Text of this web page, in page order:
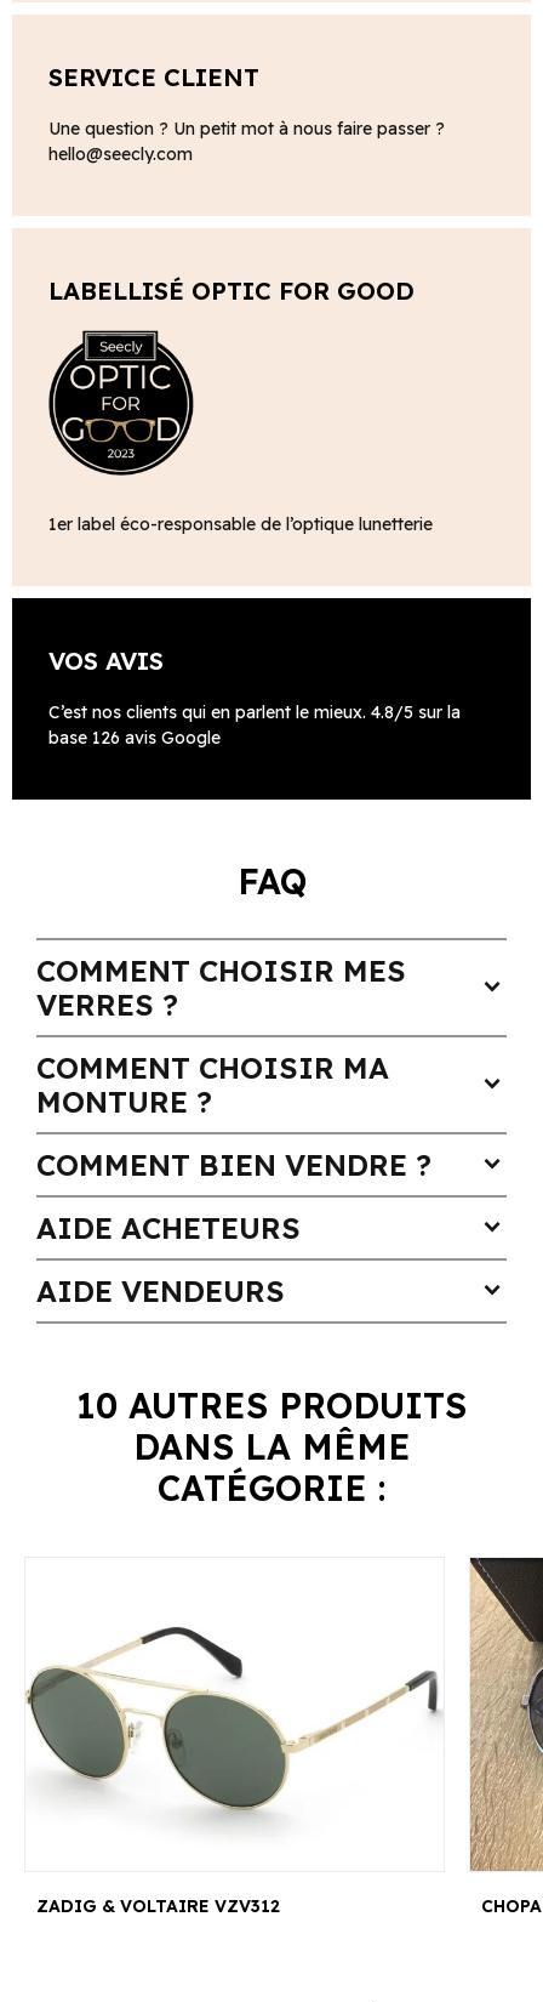
SERVICE CLIENT
Une question ? Un petit mot à nous faire passer ?
hello@seecly.com
LABELLISÉ OPTIC FOR GOOD
1er label éco-responsable de l’optique lunetterie
VOS AVIS
C’est nos clients qui en parlent le mieux. 4.8/5 sur la
base 126 avis Google
FAQ
COMMENT CHOISIR MES
VERRES ?
expand_more
COMMENT CHOISIR MA
MONTURE ?
expand_more
COMMENT BIEN VENDRE ? expand_more
AIDE ACHETEURS expand_more
AIDE VENDEURS expand_more
10 AUTRES PRODUITS
DANS LA MÊME
CATÉGORIE :
ZADIG & VOLTAIRE VZV312